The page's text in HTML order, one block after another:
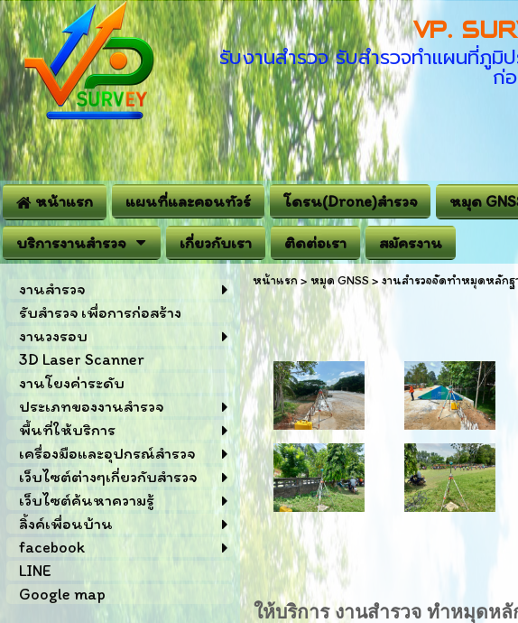
VP.
รับงานสำรวจ รับสำรวจทำแผนที่ภูมิ
ก่
หน้าแรก แผนที่และคอนทัวร์ โดรน(Drone)สำรวจ หมุด
บริการงานสำรวจ เกี่ยวกับเรา ติดต่อเรา สมัครงาน
งานสำรวจ
รับสำรวจ เพื่อการก่อสร้าง
งานวงรอบ
3D Laser Scanner
งานโยงค่าระดับ
ประเภทของงานสำรวจ
พื้นที่ให้บริการ
เครื่องมือและอุปกรณ์สำรวจ
เว็บไซต์ต่างๆเกี่ยวกับสำรวจ
เว็บไซต์ค้นหาความรู้
ลิ้งค์เพื่อนบ้าน
facebook
LINE
Google map
หน้าแรก> หมุด GNSS > งานสำรวจจัดทำหมุดหลัก
ให้บริการ งานสำรวจ ทำหมุดห